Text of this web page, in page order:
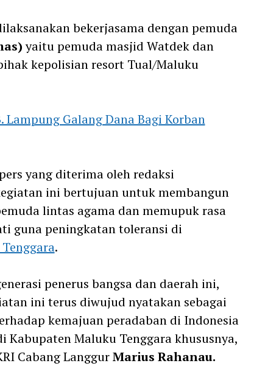
bekerjasama dengan pemuda
yaitu pemuda masjid Watdek dan
kepolisian resort Tual/Maluku
Lampung Galang Dana Bagi Korban
yang diterima oleh redaksi
ini bertujuan untuk membangun
lintas agama dan memupuk rasa
guna peningkatan toleransi di
.
penerus bangsa dan daerah ini,
ini terus diwujud nyatakan sebagai
kemajuan peradaban di Indonesia
Kabupaten Maluku Tenggara khususnya,
Cabang LanggurMarius Rahanau.